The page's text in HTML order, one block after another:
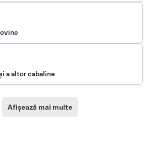
a altor cabaline
Afișează mai multe